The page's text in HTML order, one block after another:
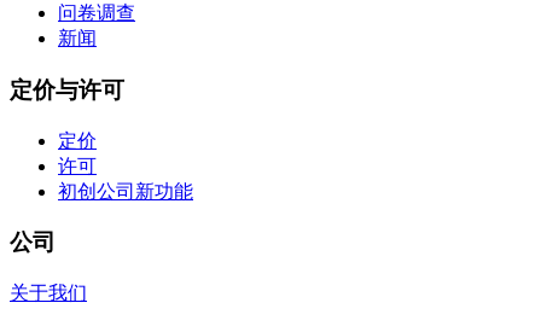
问卷调查
新闻
定价与许可
定价
许可
初创公司 新功能
公司
关于我们